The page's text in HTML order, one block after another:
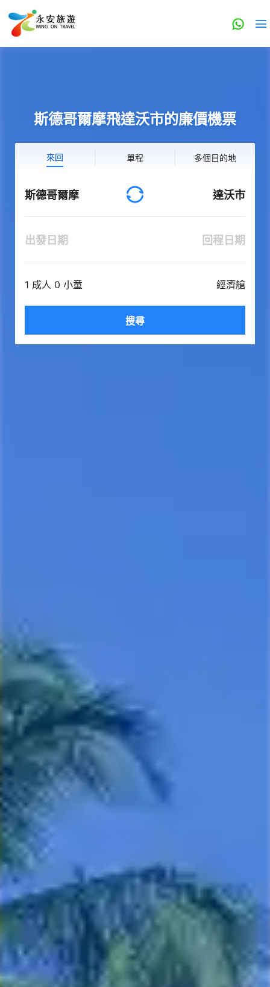
斯德哥爾摩飛達沃市的廉價機票
來回 單程 多個目的地
斯德哥爾摩 達沃市
出發日期 回程日期
1 成人 0 小童 經濟艙
搜尋